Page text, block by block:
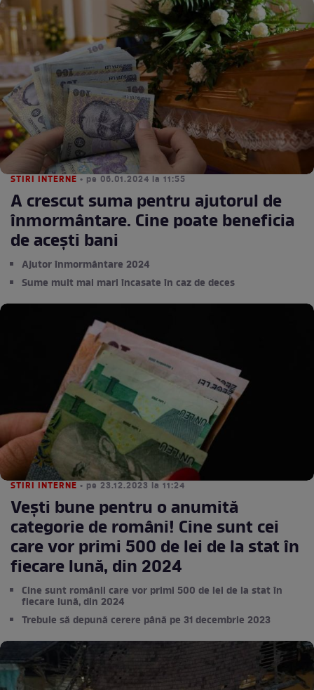
STIRI INTERNE • pe 06.01.2024 la 11:55
A crescut suma pentru ajutorul de
înmormântare. Cine poate beneficia
de acești bani
Ajutor înmormântare 2024
Sume mult mai mari încasate în caz de deces
STIRI INTERNE • pe 23.12.2023 la 11:24
Vești bune pentru o anumită
categorie de români! Cine sunt cei
care vor primi 500 de lei de la stat în
fiecare lună, din 2024
Cine sunt românii care vor primi 500 de lei de la stat în
fiecare lună, din 2024
Trebuie să depună cerere până pe 31 decembrie 2023